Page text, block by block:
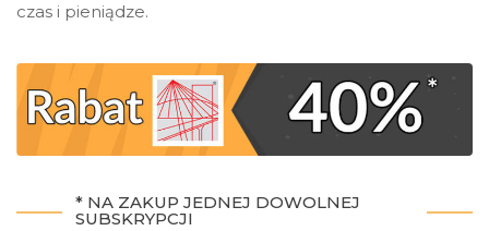
czas i pieniądze.
* NA ZAKUP JEDNEJ DOWOLNEJ
SUBSKRYPCJI